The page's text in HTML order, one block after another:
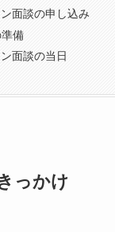
面談の申し込み
備
面談の当日
っかけ